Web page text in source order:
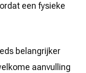
een fysieke
belangrijker
aanvulling